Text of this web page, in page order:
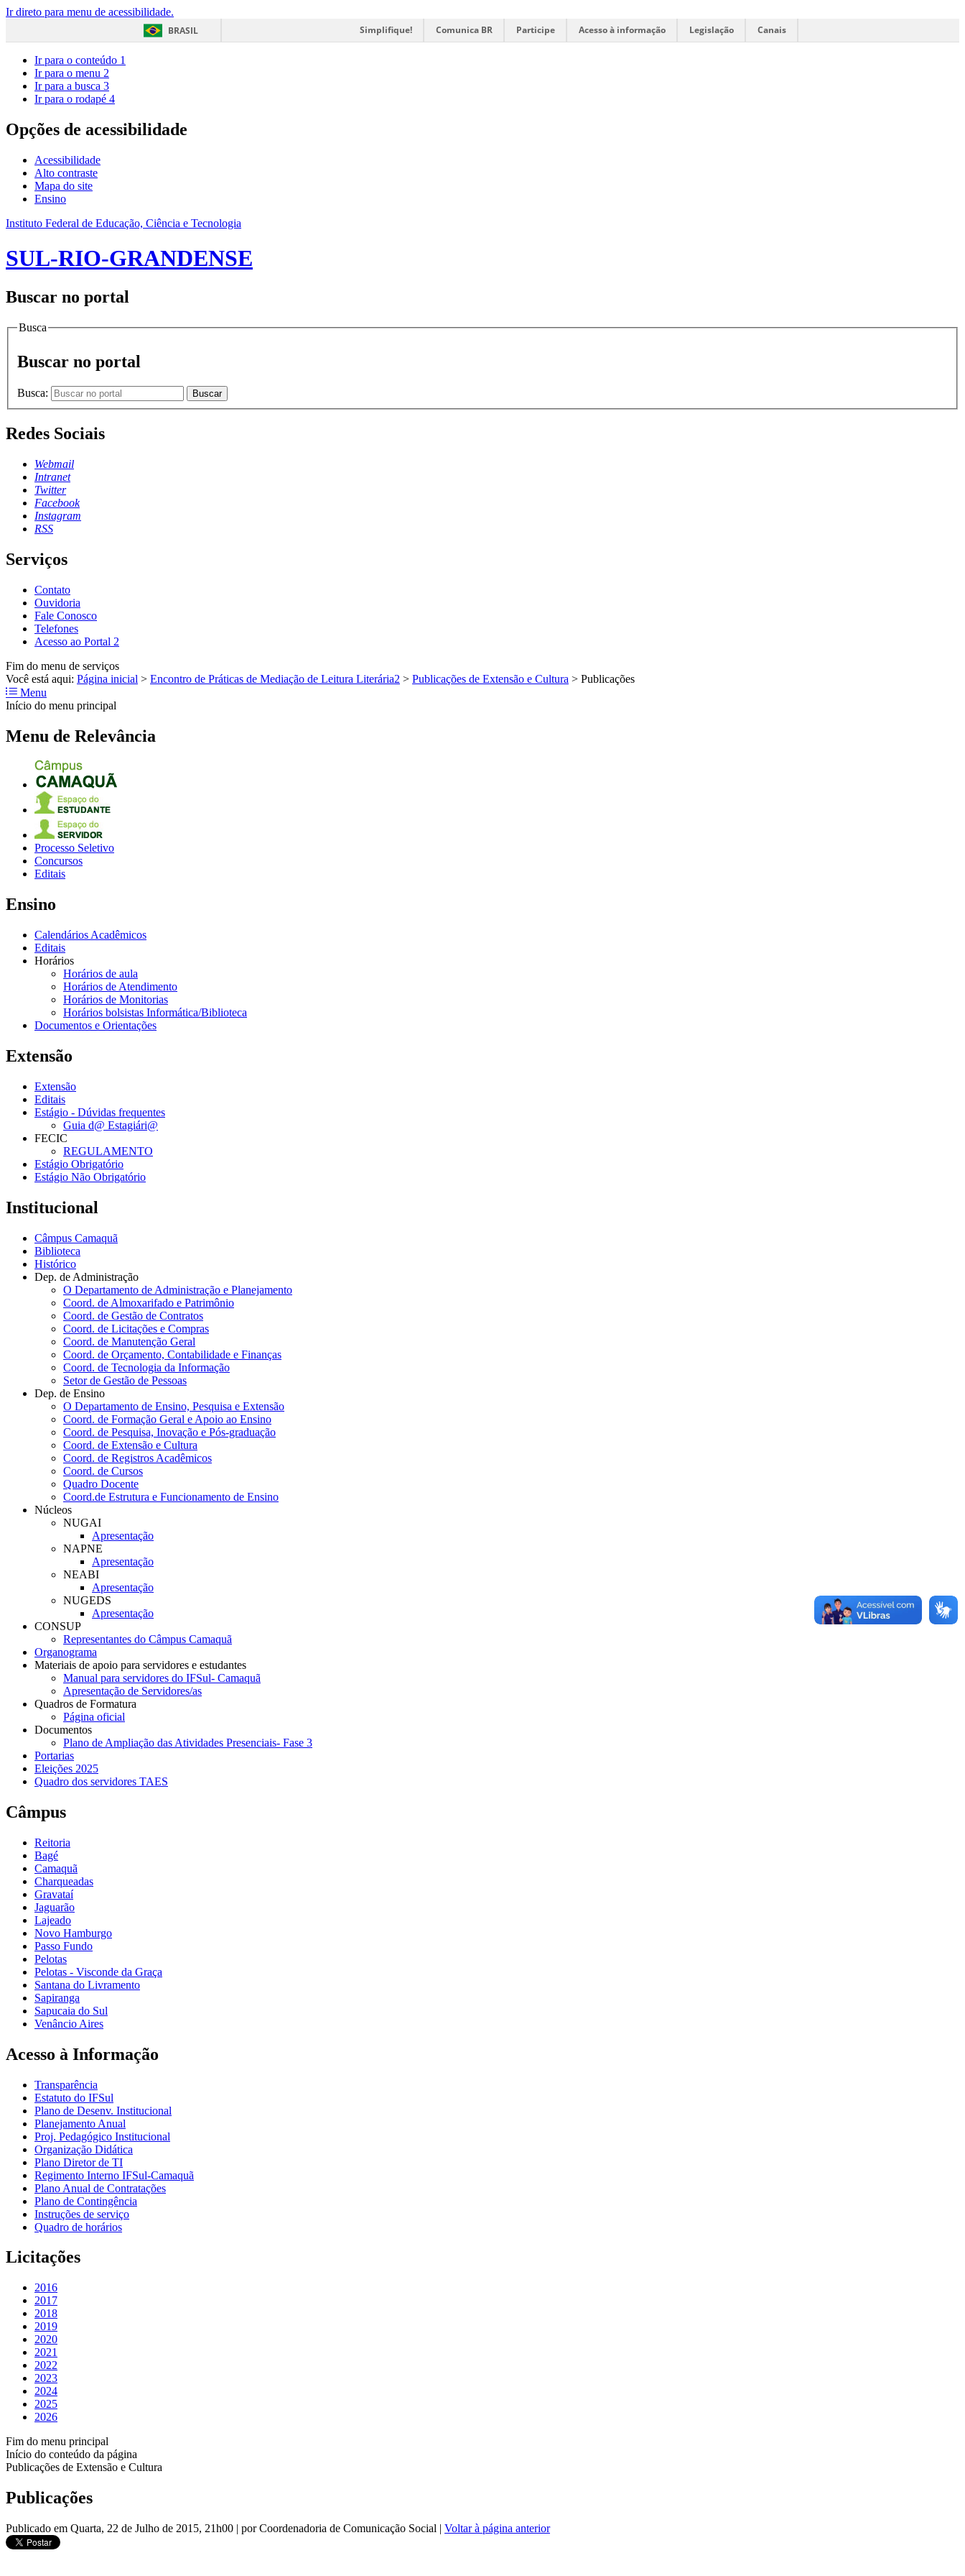
Ir direto para menu de acessibilidade.
BRASIL
Simplifique! Comunica BR Participe Acesso à informação Legislação Canais
Ir para o conteúdo 1
Ir para o menu 2
Ir para a busca 3
Ir para o rodapé 4
Opções de acessibilidade
Acessibilidade
Alto contraste
Mapa do site
Ensino
Instituto Federal de Educação, Ciência e Tecnologia
SUL-RIO-GRANDENSE
Buscar no portal
Busca
Buscar no portal
Busca: Buscar
Redes Sociais
Webmail
Intranet
Twitter
Facebook
Instagram
RSS
Serviços
Contato
Ouvidoria
Fale Conosco
Telefones
Acesso ao Portal 2
Fim do menu de serviços
Você está aqui: Página inicial > Encontro de Práticas de Mediação de Leitura Literária2 > Publicações de Extensão e Cultura > Publicações
Menu
Início do menu principal
Menu de Relevância
Processo Seletivo
Concursos
Editais
Ensino
Calendários Acadêmicos
Editais
Horários
Horários de aula
Horários de Atendimento
Horários de Monitorias
Horários bolsistas Informática/Biblioteca
Documentos e Orientações
Extensão
Extensão
Editais
Estágio - Dúvidas frequentes
Guia d@ Estagiári@
FECIC
REGULAMENTO
Estágio Obrigatório
Estágio Não Obrigatório
Institucional
Câmpus Camaquã
Biblioteca
Histórico
Dep. de Administração
O Departamento de Administração e Planejamento
Coord. de Almoxarifado e Patrimônio
Coord. de Gestão de Contratos
Coord. de Licitações e Compras
Coord. de Manutenção Geral
Coord. de Orçamento, Contabilidade e Finanças
Coord. de Tecnologia da Informação
Setor de Gestão de Pessoas
Dep. de Ensino
O Departamento de Ensino, Pesquisa e Extensão
Coord. de Formação Geral e Apoio ao Ensino
Coord. de Pesquisa, Inovação e Pós-graduação
Coord. de Extensão e Cultura
Coord. de Registros Acadêmicos
Coord. de Cursos
Quadro Docente
Coord.de Estrutura e Funcionamento de Ensino
Núcleos
NUGAI
Apresentação
NAPNE
Apresentação
NEABI
Apresentação
NUGEDS
Apresentação
CONSUP
Representantes do Câmpus Camaquã
Organograma
Materiais de apoio para servidores e estudantes
Manual para servidores do IFSul- Camaquã
Apresentação de Servidores/as
Quadros de Formatura
Página oficial
Documentos
Plano de Ampliação das Atividades Presenciais- Fase 3
Portarias
Eleições 2025
Quadro dos servidores TAES
Câmpus
Reitoria
Bagé
Camaquã
Charqueadas
Gravataí
Jaguarão
Lajeado
Novo Hamburgo
Passo Fundo
Pelotas
Pelotas - Visconde da Graça
Santana do Livramento
Sapiranga
Sapucaia do Sul
Venâncio Aires
Acesso à Informação
Transparência
Estatuto do IFSul
Plano de Desenv. Institucional
Planejamento Anual
Proj. Pedagógico Institucional
Organização Didática
Plano Diretor de TI
Regimento Interno IFSul-Camaquã
Plano Anual de Contratações
Plano de Contingência
Instruções de serviço
Quadro de horários
Licitações
2016
2017
2018
2019
2020
2021
2022
2023
2024
2025
2026
Fim do menu principal
Início do conteúdo da página
Publicações de Extensão e Cultura
Publicações
Publicado em Quarta, 22 de Julho de 2015, 21h00 | por Coordenadoria de Comunicação Social | Voltar à página anterior